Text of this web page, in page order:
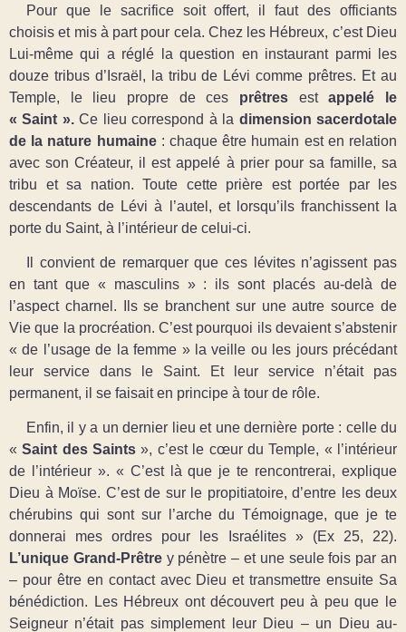
Pour que le sacrifice soit offert, il faut des officiants
choisis et mis à part pour cela. Chez les Hébreux, c’est Dieu
Lui-même qui a réglé la question en instaurant parmi les
douze tribus d’Israël, la tribu de Lévi comme prêtres. Et au
Temple, le lieu propre de ces prêtres estappelé le
« Saint ».Ce lieu correspond à la dimension sacerdotale
de la nature humaine: chaque être humain est en relation
avec son Créateur, il est appelé à prier pour sa famille, sa
tribu et sa nation. Toute cette prière est portée par les
descendants de Lévi à l’autel, et lorsqu’ils franchissent la
porte du Saint, à l’intérieur de celui-ci.
Il convient de remarquer que ces lévites n’agissent pas
en tant que « masculins » : ils sont placés au-delà de
l’aspect charnel. Ils se branchent sur une autre source de
Vie que la procréation. C’est pourquoi ils devaient s’abstenir
« de l’usage de la femme » la veille ou les jours précédant
leur service dans le Saint. Et leur service n’était pas
permanent, il se faisait en principe à tour de rôle.
Enfin, il y a un dernier lieu et une dernière porte : celle du
«Saint des Saints», c’est le cœur du Temple, « l’intérieur
de l’intérieur ». « C’est là que je te rencontrerai, explique
Dieu à Moïse. C’est de sur le propitiatoire, d’entre les deux
chérubins qui sont sur l’arche du Témoignage, que je te
donnerai mes ordres pour les Israélites » (Ex 25, 22).
L’unique Grand-Prêtrey pénètre ‒ et une seule fois par an
‒ pour être en contact avec Dieu et transmettre ensuite Sa
bénédiction. Les Hébreux ont découvert peu à peu que le
Seigneur n’était pas simplement leur Dieu ‒ un Dieu au-